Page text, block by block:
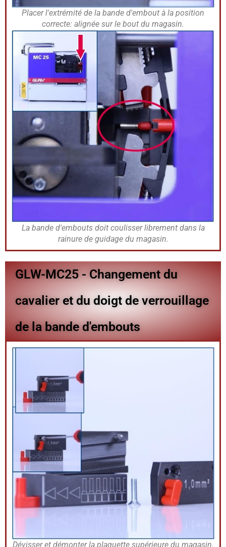
Placer l'extrémité de la bande d'embout à la position
correcte: alignée sur le bout du magasin.
La bande d'embouts doit coulisser librement dans la
rainure de guidage du magasin.
GLW-MC25 - Changement du
cavalier et du doigt de verrouillage
de la bande d'embouts
Dévisser et démonter la plaquette supérieure du magasin.